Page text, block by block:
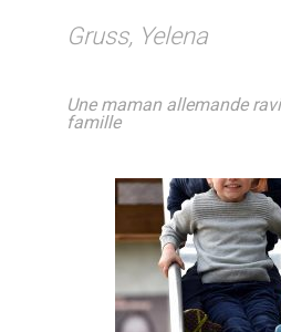
Gruss, Yelena
Une maman allemande
famille